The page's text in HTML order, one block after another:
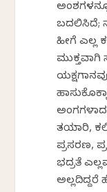
ಬದಲಿಸಿದೆ;
ಹೀಗೆ ಎಲ್ಲ
ಮುಕ್ತವಾಗಿ
ತಯಾರಿ,
ಪ್ರಸರಣ,
ಭದ್ರತೆ
ಅಲ್ಲದಿದ್ದರೆ